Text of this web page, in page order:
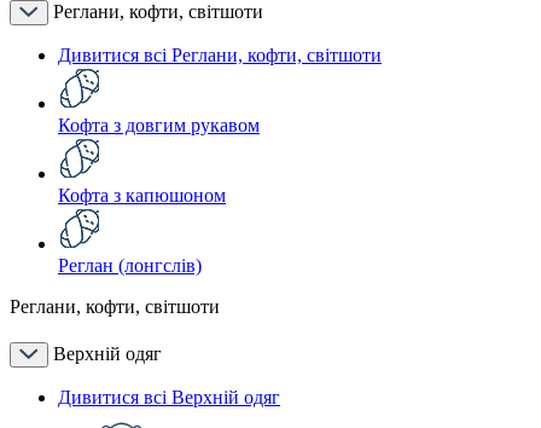
Реглани, кофти, світшоти
Дивитися всі Реглани, кофти, світшоти
Кофта з довгим рукавом
Кофта з капюшоном
Реглан (лонгслів)
Реглани, кофти, світшоти
Верхній одяг
Дивитися всі Верхній одяг